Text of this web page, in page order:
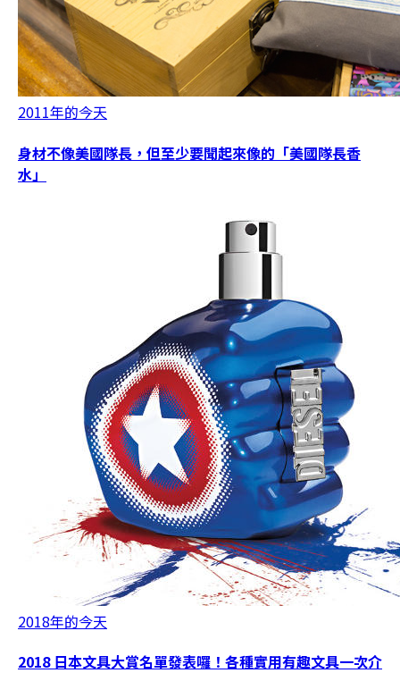
2011年的今天
身材不像美國隊長，但至少要聞起來像的「美國隊長香
水」
2018年的今天
2018 日本文具大賞名單發表囉！各種實用有趣文具一次介